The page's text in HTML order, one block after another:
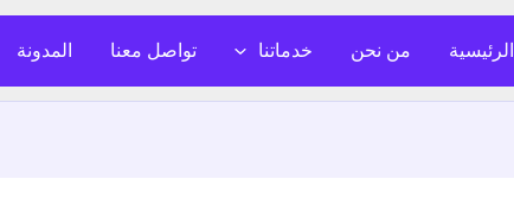
الرئيسية من نحن خدماتنا تواصل معنا المدونة